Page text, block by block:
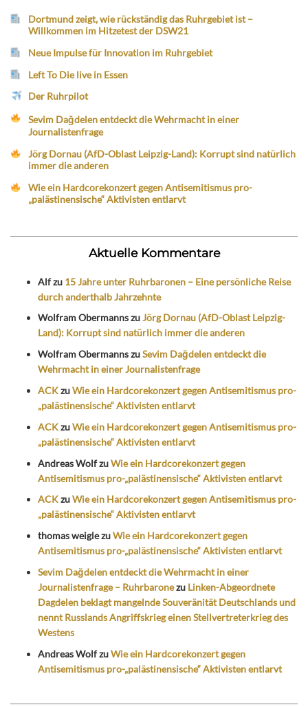
Dortmund zeigt, wie rückständig das Ruhrgebiet ist –
Willkommen im Hitzetest der DSW21
Neue Impulse für Innovation im Ruhrgebiet
Left To Die live in Essen
Der Ruhrpilot
Sevim Dağdelen entdeckt die Wehrmacht in einer
Journalistenfrage
Jörg Dornau (AfD-Oblast Leipzig-Land): Korrupt sind natürlich
immer die anderen
Wie ein Hardcorekonzert gegen Antisemitismus pro-
„palästinensische“ Aktivisten entlarvt
Aktuelle Kommentare
Alfzu 15 Jahre unter Ruhrbaronen – Eine persönliche Reise
durch anderthalb Jahrzehnte
Wolfram ObermannszuJörg Dornau (AfD-Oblast Leipzig-
Land): Korrupt sind natürlich immer die anderen
Wolfram ObermannszuSevim Dağdelen entdeckt die
Wehrmacht in einer Journalistenfrage
ACKzuWie ein Hardcorekonzert gegen Antisemitismus pro-
„palästinensische“ Aktivisten entlarvt
ACKzuWie ein Hardcorekonzert gegen Antisemitismus pro-
„palästinensische“ Aktivisten entlarvt
Andreas WolfzuWie ein Hardcorekonzert gegen
Antisemitismus pro-„palästinensische“ Aktivisten entlarvt
ACKzuWie ein Hardcorekonzert gegen Antisemitismus pro-
„palästinensische“ Aktivisten entlarvt
thomas weiglezuWie ein Hardcorekonzert gegen
Antisemitismus pro-„palästinensische“ Aktivisten entlarvt
Sevim Dağdelen entdeckt die Wehrmacht in einer
Journalistenfrage – Ruhrbaronezu Linken-Abgeordnete
Dagdelen beklagt mangelnde Souveränität Deutschlands und
nennt Russlands Angriffskrieg einen Stellvertreterkrieg des
Westens
Andreas WolfzuWie ein Hardcorekonzert gegen
Antisemitismus pro-„palästinensische“ Aktivisten entlarvt